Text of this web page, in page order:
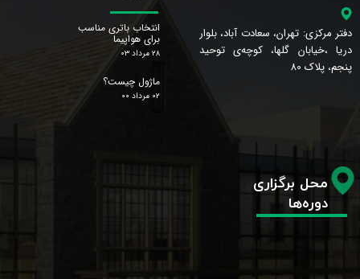
دفتر مرکزی: تهران، سعادت آباد، بلوار
دریا ،خیابان گلها، کوچه‌ی توحید
پنجم، پلاک 80
انتخاب باتری مناسب
برای هواپیما
۲۸ مرداد ۰۳
ماژول چیست؟
۰۲ مرداد ۰۰
محل برگزاری
دوره‌ها